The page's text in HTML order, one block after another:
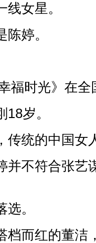
女星。
婷。
时光》在全
岁。
统的中国女
不符合张艺
。
而红的董洁